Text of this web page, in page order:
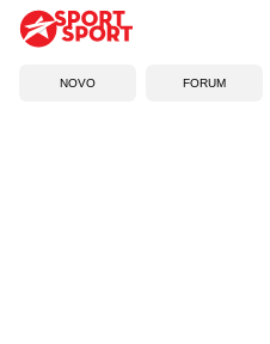
NOVO FORUM